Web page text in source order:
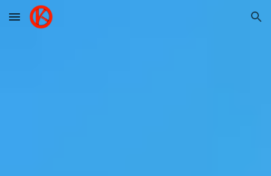
Skip to main content Skip to navigation